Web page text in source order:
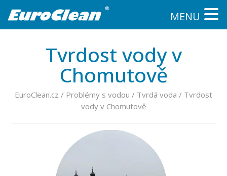
MENU
Tvrdost vody v
Chomutově
EuroClean.cz / Problémy s vodou / Tvrdá voda / Tvrdost
vody v Chomutově